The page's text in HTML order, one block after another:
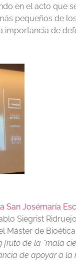
en el acto que
pequeños de
importancia de
San Josémaría
Siegrist
Máster de
de la “mala
de apoyar a la